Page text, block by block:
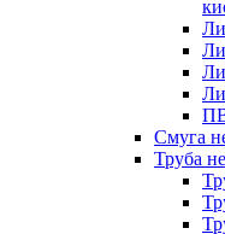
Смуга
Труба